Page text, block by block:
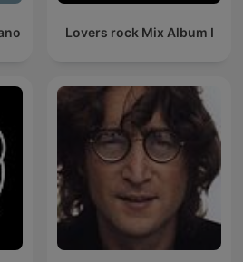
Lovers rock Mix Album I